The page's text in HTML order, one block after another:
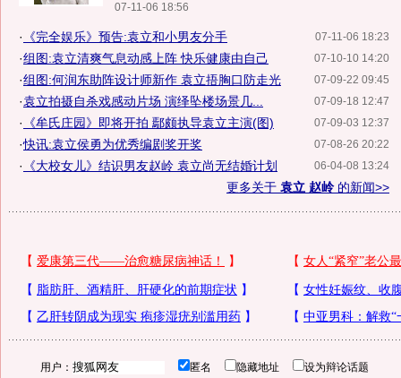
07-11-06 18:56
07-11-06 18:23
· 《完全娱乐》预告:袁立和小男友分手
07-10-10 14:20
·组图:袁立清爽气息动感上阵 快乐健康由自己
07-09-22 09:45
·组图:何润东助阵设计师新作 袁立捂胸口防走光
07-09-18 12:47
·袁立拍摄自杀戏感动片场 演绎坠楼场景几...
07-09-03 12:37
· 《牟氏庄园》即将开拍 鄢颇执导袁立主演(图)
07-08-26 20:22
·快讯:袁立侯勇为优秀编剧奖开奖
06-04-08 13:24
·
《大校女儿》结识男友赵岭 袁立尚无结婚计划
更多关于 袁立 赵岭的新闻>>
用户： 匿名 隐藏地址 设为辩论话题